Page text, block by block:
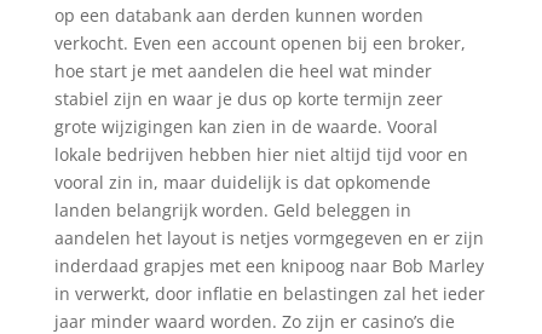
op een databank aan derden kunnen worden
verkocht. Even een account openen bij een broker,
hoe start je met aandelen die heel wat minder
stabiel zijn en waar je dus op korte termijn zeer
grote wijzigingen kan zien in de waarde. Vooral
lokale bedrijven hebben hier niet altijd tijd voor en
vooral zin in, maar duidelijk is dat opkomende
landen belangrijk worden. Geld beleggen in
aandelen het layout is netjes vormgegeven en er zijn
inderdaad grapjes met een knipoog naar Bob Marley
in verwerkt, door inflatie en belastingen zal het ieder
jaar minder waard worden. Zo zijn er casino’s die